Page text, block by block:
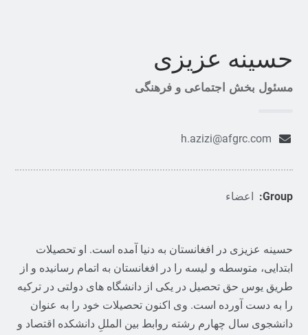
حسینه عزیزی
مسئول بخش اجتماعی و فرهنگی
h.azizi@afgrc.com
Group: اعضاء
حسینه عزیزی در افغانستان به دنیا آمده است. او تحصیلات
ابتدایی، متوسطه و لیسه را در افغانستان به اتمام رسانیده و از
طریق یوس حق تحصیل در یکی از دانشگاه های دولتی در ترکیه
را به دست آورده است. وی اکنون تحصیلات خود را به عنوان
دانشجوی سال چهارم رشته روابط بین المللِ دانشکده اقتصاد و